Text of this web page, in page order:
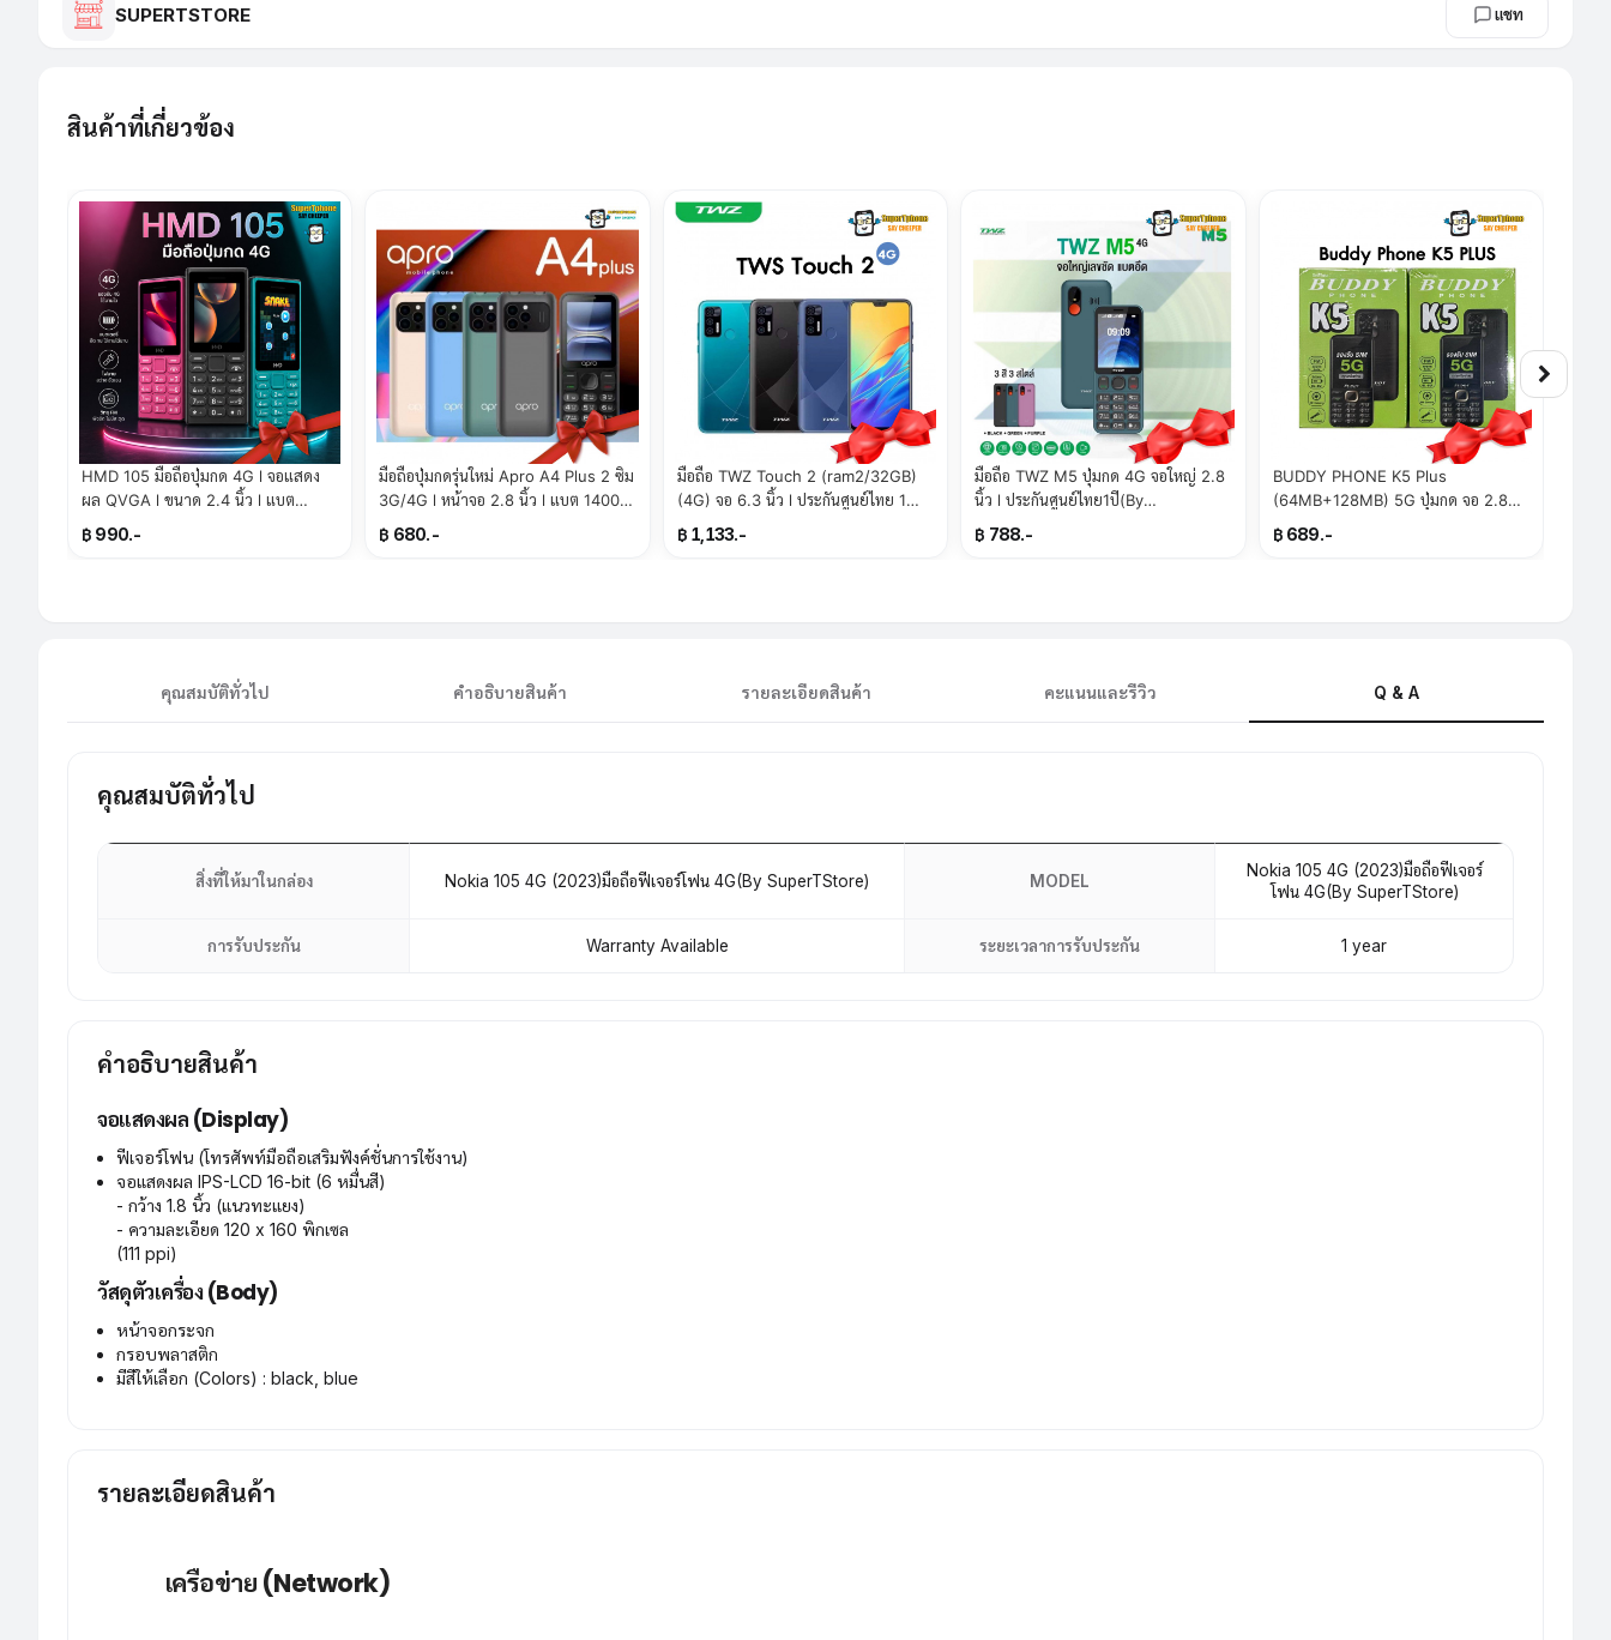
SUPERTSTORE แชท
สินค้าที่เกี่ยวข้อง
HMD 105 มือถือปุ่มกด 4G l จอแสดง
ผล QVGA l ขนาด 2.4 นิ้ว l แบต
1,450mAh(By SuperTStore)
฿ 990.-
มือถือปุ่มกดรุ่นใหม่ Apro A4 Plus 2 ซิม
3G/4G l หน้าจอ 2.8 นิ้ว l แบต 1400
mAh(By SuperTStore)
฿ 680.-
มือถือ TWZ Touch 2 (ram2/32GB)
(4G) จอ 6.3 นิ้ว l ประกันศูนย์ไทย 1
ปี(By SuperTStore)
฿ 1,133.-
มือถือ TWZ M5 ปุ่มกด 4G จอใหญ่ 2.8
นิ้ว l ประกันศูนย์ไทย1ปี(By
SuperTStore)
฿ 788.-
BUDDY PHONE K5 Plus
(64MB+128MB) 5G ปุ่มกด จอ 2.8
นิ้ว กล้อง ไฟฉาย วิทยุ แบต 1600
mAh(By SuperTStore)
฿ 689.-
คุณสมบัติทั่วไป คำอธิบายสินค้า รายละเอียดสินค้า คะแนนและรีวิว Q & A
คุณสมบัติทั่วไป
สิ่งที่ให้มาในกล่อง Nokia 105 4G (2023)มือถือฟีเจอร์โฟน 4G(By SuperTStore) MODEL
Nokia 105 4G (2023)มือถือฟีเจอร์
โฟน 4G(By SuperTStore)
การรับประกัน Warranty Available ระยะเวลาการรับประกัน 1 year
คำอธิบายสินค้า
จอแสดงผล (Display)
ฟีเจอร์โฟน (โทรศัพท์มือถือเสริมฟังค์ชั่นการใช้งาน)
จอแสดงผล IPS-LCD 16-bit (6 หมื่นสี)
- กว้าง 1.8 นิ้ว (แนวทะแยง)
- ความละเอียด 120 x 160 พิกเซล
(111 ppi)
วัสดุตัวเครื่อง (Body)
หน้าจอกระจก
กรอบพลาสติก
มีสีให้เลือก (Colors) : black, blue
รายละเอียดสินค้า
เครือข่าย (Network)